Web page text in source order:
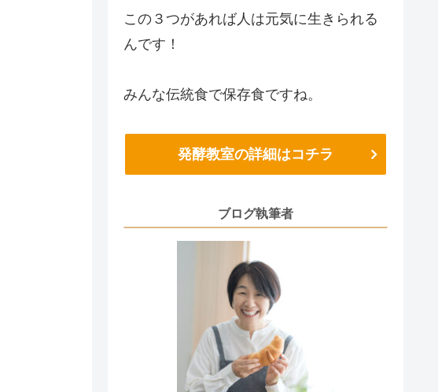
この３つがあれば人は元気に生きられる
んです！
みんな伝統食で保存食ですね。
発酵教室の詳細はコチラ
ブログ執筆者